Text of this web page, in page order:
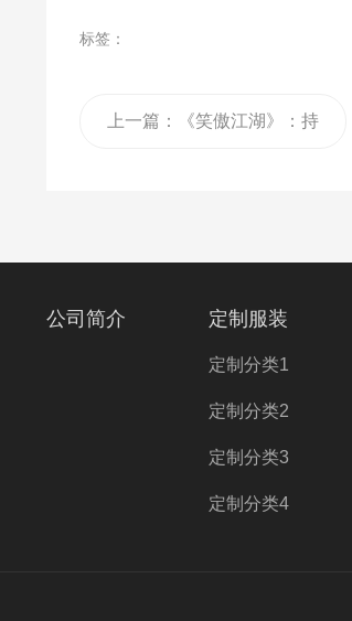
标签：
上一篇： 《笑傲江湖》：持
公司简介 定制服装
定制分类1
定制分类2
定制分类3
定制分类4